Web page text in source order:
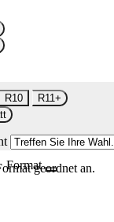
R10
R11+
Formatgeordnet an.